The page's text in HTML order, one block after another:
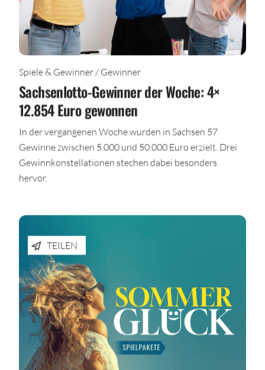
Spiele & Gewinner / Gewinner
Sachsenlotto-Gewinner der Woche: 4×
12.854 Euro gewonnen
In der vergangenen Woche wurden in Sachsen 57
Gewinne zwischen 5.000 und 50.000 Euro erzielt. Drei
Gewinnkonstellationen stechen dabei besonders
hervor.
TEILEN